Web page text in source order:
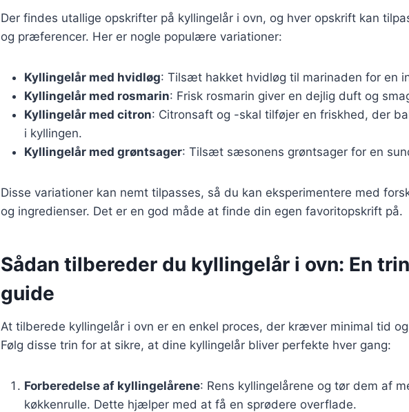
Der findes utallige opskrifter på kyllingelår i ovn, og hver opskrift kan
og præferencer. Her er nogle populære variationer:
Kyllingelår med hvidløg: Tilsæt hakket hvidløg til marinaden for en
Kyllingelår med rosmarin: Frisk rosmarin giver en dejlig duft og
Kyllingelår med citron: Citronsaft og -skal tilføjer en friskhed, der
i kyllingen.
Kyllingelår med grøntsager: Tilsæt sæsonens grøntsager for en
Disse variationer kan nemt tilpasses, så du kan eksperimentere med
og ingredienser. Det er en god måde at finde din egen favoritopskrift på.
Sådan tilbereder du kyllingelår i ovn: En
guide
At tilberede kyllingelår i ovn er en enkel proces, der kræver minimal tid
Følg disse trin for at sikre, at dine kyllingelår bliver perfekte hver gang:
Forberedelse af kyllingelårene: Rens kyllingelårene og tør dem af
køkkenrulle. Dette hjælper med at få en sprødere overflade.